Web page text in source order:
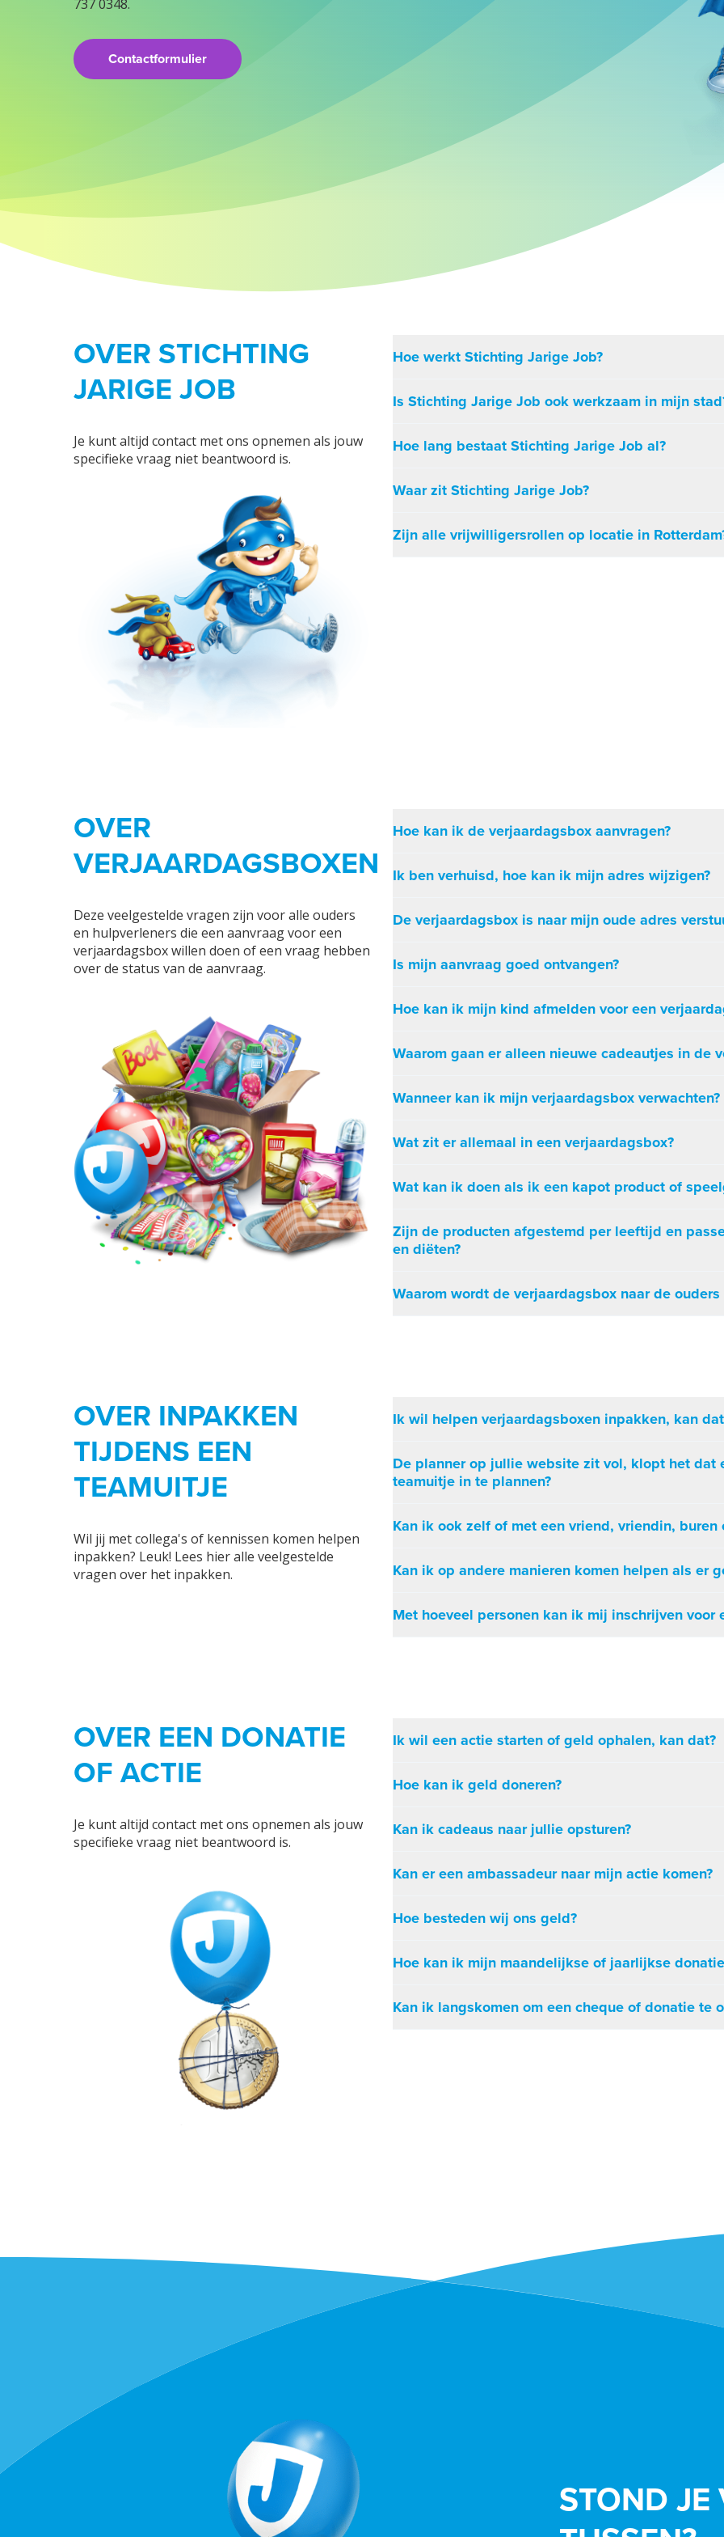
737 0348.
Contactformulier
OVER STICHTING
JARIGE JOB
Je kunt altijd contact met ons opnemen als jouw
specifieke vraag niet beantwoord is.
Hoe werkt Stichting Jarige Job?
Is Stichting Jarige Job ook werkzaam in mijn
Hoe lang bestaat Stichting Jarige Job al?
Waar zit Stichting Jarige Job?
Zijn alle vrijwilligersrollen op locatie in
OVER
VERJAARDAGSBOXEN
Deze veelgestelde vragen zijn voor alle ouders
en hulpverleners die een aanvraag voor een
verjaardagsbox willen doen of een vraag hebben
over de status van de aanvraag.
Hoe kan ik de verjaardagsbox aanvragen?
Ik ben verhuisd, hoe kan ik mijn adres wijzigen?
De verjaardagsbox is naar mijn oude adres
Is mijn aanvraag goed ontvangen?
Hoe kan ik mijn kind afmelden voor een
Waarom gaan er alleen nieuwe cadeautjes in de
Wanneer kan ik mijn verjaardagsbox verwachten?
Wat zit er allemaal in een verjaardagsbox?
Wat kan ik doen als ik een kapot product of
Zijn de producten afgestemd per leeftijd en
en diëten?
Waarom wordt de verjaardagsbox naar de
OVER INPAKKEN
TIJDENS EEN
TEAMUITJE
Wil jij met collega's of kennissen komen helpen
inpakken? Leuk! Lees hier alle veelgestelde
vragen over het inpakken.
Ik wil helpen verjaardagsboxen inpakken, kan
De planner op jullie website zit vol, klopt het dat
teamuitje in te plannen?
Kan ik ook zelf of met een vriend, vriendin,
Kan ik op andere manieren komen helpen als er
Met hoeveel personen kan ik mij inschrijven voor
OVER EEN DONATIE
OF ACTIE
Je kunt altijd contact met ons opnemen als jouw
specifieke vraag niet beantwoord is.
Ik wil een actie starten of geld ophalen, kan dat?
Hoe kan ik geld doneren?
Kan ik cadeaus naar jullie opsturen?
Kan er een ambassadeur naar mijn actie komen?
Hoe besteden wij ons geld?
Hoe kan ik mijn maandelijkse of jaarlijkse
Kan ik langskomen om een cheque of donatie te
STOND JE